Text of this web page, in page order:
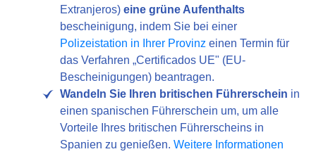
Extranjeros) eine grüne Aufenthalts
bescheinigung, indem Sie bei einer
Polizeistation in Ihrer Provinz einen Termin für
das Verfahren „Certificados UE" (EU-
Bescheinigungen) beantragen.
Wandeln Sie Ihren britischen Führerschein in
einen spanischen Führerschein um, um alle
Vorteile Ihres britischen Führerscheins in
Spanien zu genießen. Weitere Informationen